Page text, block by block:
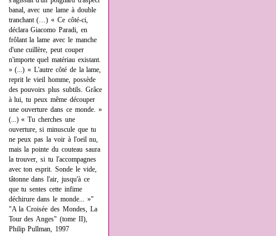
banal, avec une lame à double
tranchant (…) « Ce côté-ci,
déclara Giacomo Paradi, en
frôlant la lame avec le manche
d'une cuillère, peut couper
n'importe quel matériau existant.
» (...) « L'autre côté de la lame,
reprit le vieil homme, possède
des pouvoirs plus subtils. Grâce
à lui, tu peux même découper
une ouverture dans ce monde. »
(...) « Tu cherches une
ouverture, si minuscule que tu
ne peux pas la voir à l'oeil nu,
mais la pointe du couteau saura
la trouver, si tu l'accompagnes
avec ton esprit. Sonde le vide,
tâtonne dans l'air, jusqu'à ce
que tu sentes cette infime
déchirure dans le monde... »"
"A la Croisée des Mondes, La
Tour des Anges" (tome II),
Philip Pullman, 1997